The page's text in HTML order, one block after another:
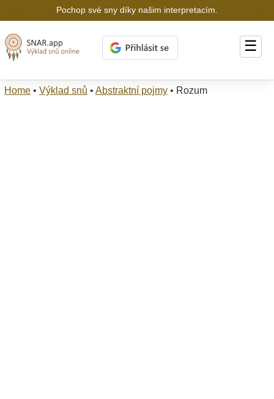
Pochop své sny díky našim interpretacím.
☰
Home • Výklad snů • Abstraktní pojmy • Rozum